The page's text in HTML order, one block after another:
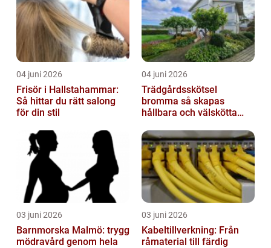
04 juni 2026
Frisör i Hallstahammar:
Så hittar du rätt salong
för din stil
04 juni 2026
Trädgårdsskötsel
bromma så skapas
hållbara och välskötta
03 juni 2026
Barnmorska Malmö: trygg
mödravård genom hela
03 juni 2026
Kabeltillverkning: Från
råmaterial till färdig